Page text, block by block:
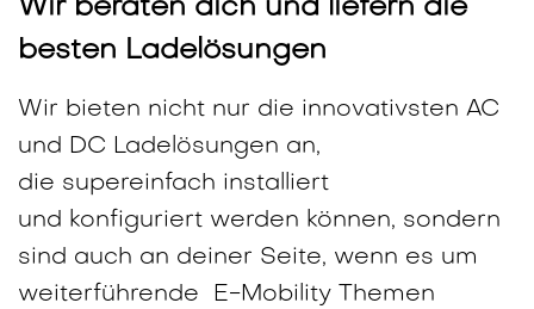
Wir beraten dich und liefern die
besten Ladelösungen
Wir bieten nicht nur die innovativsten AC
und DC Ladelösungen an,
die supereinfach installiert
und konfiguriert werden können, sondern
sind auch an deiner Seite, wenn es um
weiterführende E-Mobility Themen